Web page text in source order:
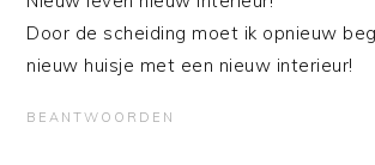
Door de scheiding moet ik opnieuw
nieuw huisje met een nieuw interieur!
BEANTWOORDEN